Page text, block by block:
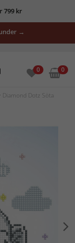
799 kr
→
0 0
> Diamond Dotz Söta